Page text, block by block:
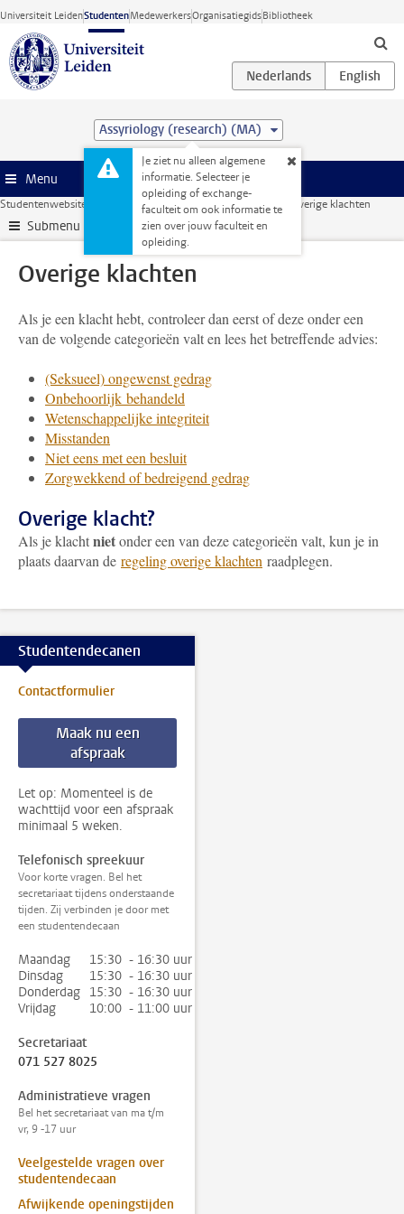
Ga direct naar de inhoud
Universiteit LeidenStudentenMedewerkersOrganisatiegidsBibliotheek
Assyriology (research) (MA)
Je ziet nu alleen algemene
informatie. Selecteer je
opleiding of exchange-
faculteit om ook informatie te
zien over jouw faculteit en
opleiding.
Menu
Studentenwebsite Administratie Klacht, beroep & bezwaar Overige klachten
Submenu
Overige klachten
Als je een klacht hebt, controleer dan eerst of deze onder een
van de volgende categorieën valt en lees het betreffende advies:
(Seksueel) ongewenst gedrag
Onbehoorlijk behandeld
Wetenschappelijke integriteit
Misstanden
Niet eens met een besluit
Zorgwekkend of bedreigend gedrag
Overige klacht?
Als je klachtnietonder een van deze categorieën valt, kun je in
plaats daarvan de regeling overige klachten raadplegen.
Studentendecanen
Contactformulier
Maak nu een
afspraak
Let op: Momenteel is de
wachttijd voor een afspraak
minimaal 5 weken.
Telefonisch spreekuur
Voor korte vragen. Bel het
secretariaat tijdens onderstaande
tijden. Zij verbinden je door met
een studentendecaan
Maandag
15:30 - 16:30 uur
Dinsdag
15:30 - 16:30 uur
Donderdag 15:30 - 16:30 uur
Vrijdag
10:00 - 11:00 uur
Secretariaat
071 527 8025
Administratieve vragen
Bel het secretariaat van ma t/m
vr, 9 -17 uur
Veelgestelde vragen over
studentendecaan
Afwijkende openingstijden